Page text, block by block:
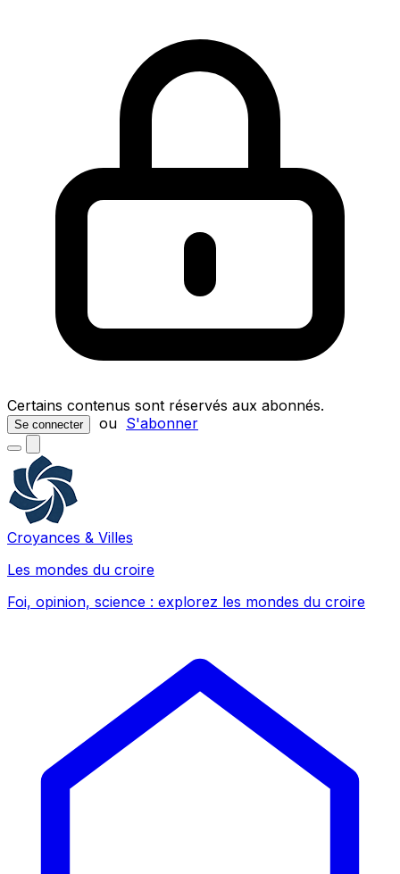
Certains contenus sont réservés aux abonnés.
Se connecter ou S'abonner
Croyances & Villes
Les mondes du croire
Foi, opinion, science : explorez les mondes du croire